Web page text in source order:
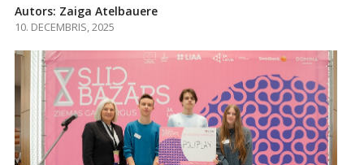
Autors: Zaiga Atelbauere
10. DECEMBRIS, 2025